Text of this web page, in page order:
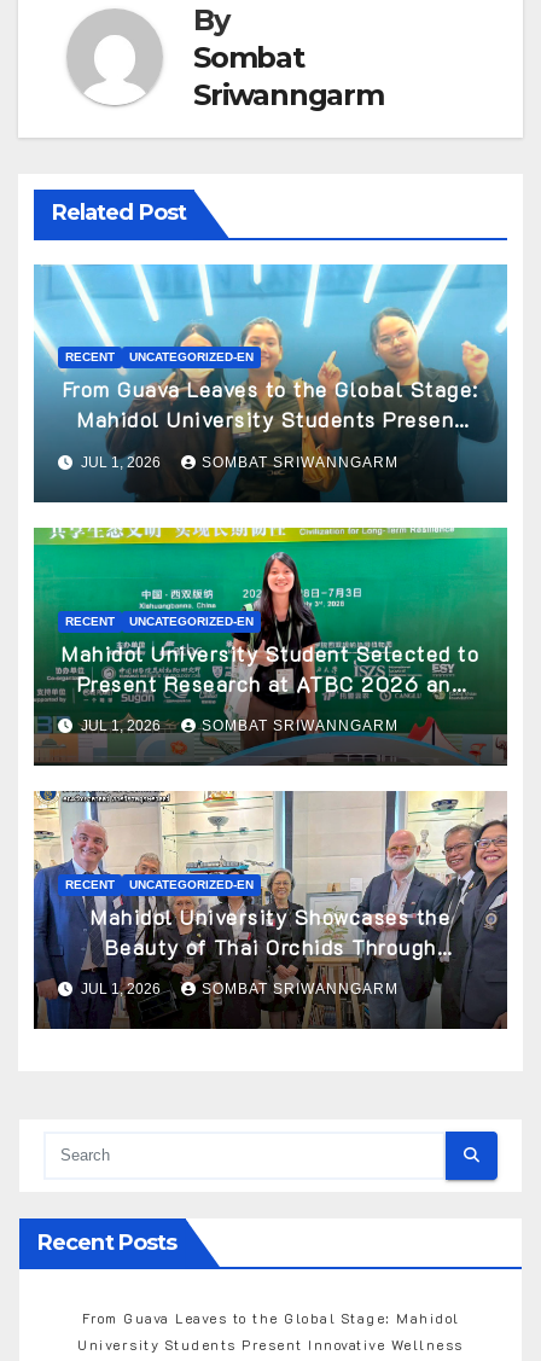
By
Sombat
Sriwanngarm
Related Post
RECENT UNCATEGORIZED-EN
From Guava Leaves to the Global Stage:
Mahidol University Students Present
Innovative Wellness Business Concept
at World Spa & Well-being Congress
2026
JUL 1, 2026 SOMBAT SRIWANNGARM
RECENT UNCATEGORIZED-EN
Mahidol University Student Selected to
Present Research at ATBC 2026 and
Awarded ATBC Travel Grant
JUL 1, 2026 SOMBAT SRIWANNGARM
RECENT UNCATEGORIZED-EN
Mahidol University Showcases the
Beauty of Thai Orchids Through
Botanical Art at the “Orchids of Siam:
In the Name of Seidenfaden” Exhibition
JUL 1, 2026 SOMBAT SRIWANNGARM
Recent Posts
From Guava Leaves to the Global Stage: Mahidol
University Students Present Innovative Wellness